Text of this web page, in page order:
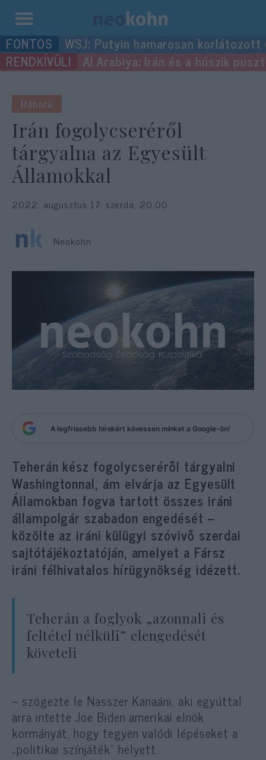
Kilépés
a
tartalomba
WSJ: Putyin hamarosan
Al Arabiya: Irán és a húszik
Háború
Irán fogolycseréről
tárgyalna az Egyesült
Államokkal
2022. augusztus 17. szerda, 20:00
Neokohn
A legfrissebb hírekért kövessen minket a Google-ön!
Teherán kész fogolycseréről tárgyalni
Washingtonnal, ám elvárja az Egyesült
Államokban fogva tartott összes iráni
állampolgár szabadon engedését –
közölte az iráni külügyi szóvivő szerdai
sajtótájékoztatóján, amelyet a Fársz
iráni félhivatalos hírügynökség idézett.
Teherán a foglyok „azonnali és
feltétel nélküli” elengedését
követeli
– szögezte le Nasszer Kanaáni, aki egyúttal
arra intette Joe Biden amerikai elnök
kormányát, hogy tegyen valódi lépéseket a
„politikai színjáték” helyett.